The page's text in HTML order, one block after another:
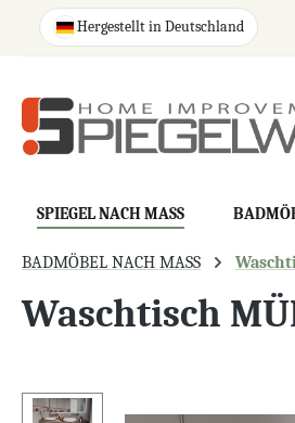
Zur Hauptnavigation
Hergestellt in Deutschland
SPIEGEL NACH MASS
BADMÖBEL NACH MASS
Waschtisch
Bildergalerie überspringen